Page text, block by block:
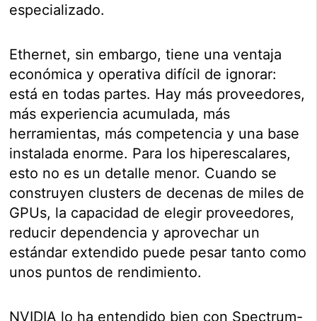
especializado.
Ethernet, sin embargo, tiene una ventaja
económica y operativa difícil de ignorar:
está en todas partes. Hay más proveedores,
más experiencia acumulada, más
herramientas, más competencia y una base
instalada enorme. Para los hiperescalares,
esto no es un detalle menor. Cuando se
construyen clusters de decenas de miles de
GPUs, la capacidad de elegir proveedores,
reducir dependencia y aprovechar un
estándar extendido puede pesar tanto como
unos puntos de rendimiento.
NVIDIA lo ha entendido bien con Spectrum-